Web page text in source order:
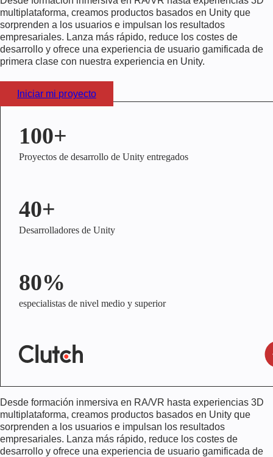
multiplataforma, creamos productos basados en Unity que
sorprenden a los usuarios e impulsan los resultados
empresariales. Lanza más rápido, reduce los costes de
desarrollo y ofrece una experiencia de usuario gamificada de
primera clase con nuestra experiencia en Unity.
Iniciar mi proyecto
100+
Proyectos de desarrollo de Unity entregados
40+
Desarrolladores de Unity
80%
especialistas de nivel medio y superior
Desde formación inmersiva en RA/VR hasta experiencias 3D
multiplataforma, creamos productos basados en Unity que
sorprenden a los usuarios e impulsan los resultados
empresariales. Lanza más rápido, reduce los costes de
desarrollo y ofrece una experiencia de usuario gamificada de